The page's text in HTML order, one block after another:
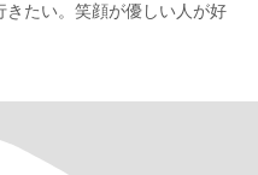
たい。笑顔が優しい人が好